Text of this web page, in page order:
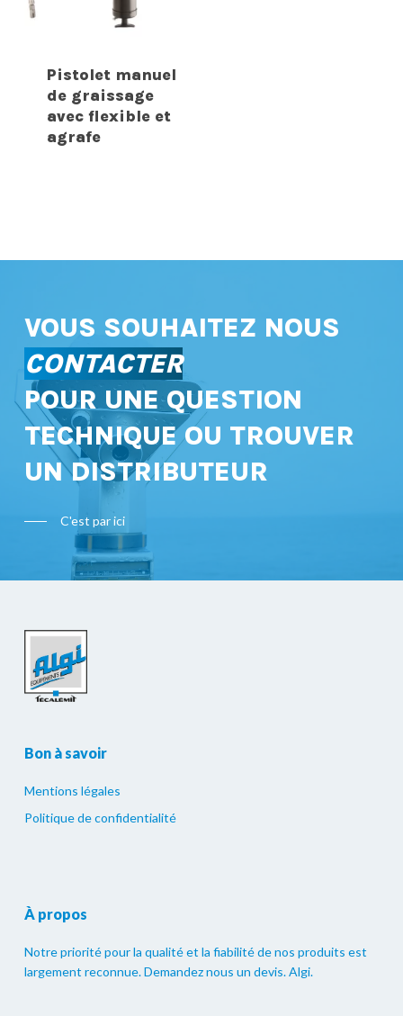
Pistolet manuel
de graissage
avec flexible et
agrafe
VOUS SOUHAITEZ NOUS
CONTACTER
POUR UNE QUESTION
TECHNIQUE OU TROUVER
UN DISTRIBUTEUR
C'est par ici
Bon à savoir
Mentions légales
Politique de confidentialité
À propos
Notre priorité pour la qualité et la fiabilité de nos produits est
largement reconnue. Demandez nous un devis. Algi.